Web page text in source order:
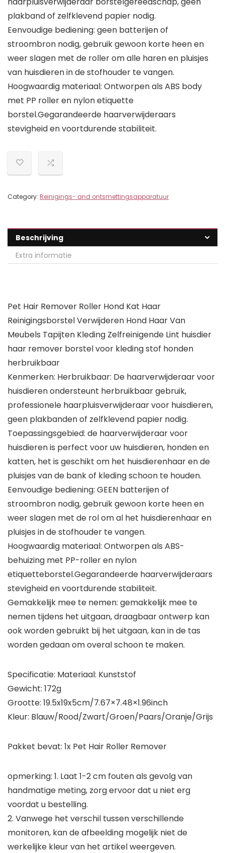
plakband of zelfklevend papier nodig.
Eenvoudige bediening: geen batterijen of
stroombron nodig, gebruik gewoon korte heen en
weer slagen met de roller om alle haren en pluisjes
van huisdieren in de stofhouder te vangen.
Hoogwaardig materiaal: Ontworpen als ABS body
met PP roller en nylon etiquette
borstel.Gegarandeerde haarverwijderaars
stevigheid en voortdurende stabiliteit.
Category: Reinigings- and ontsmettingsapparatuur
Beschrijving
Extra informatie
Pet Hair Remover Roller Hond Kat Haar
Reinigingsborstel Verwijderen Hond Haar Van
Meubels Tapijten Kleding Zelfreinigende Lint huisdier
haar remover borstel voor kleding stof honden
herbruikbaar
Kenmerken: Herbruikbaar: De haarverwijderaar voor
huisdieren ondersteunt herbruikbaar gebruik,
professionele haarpluisverwijderaar voor huisdieren,
geen plakbanden of zelfklevend papier nodig.
Toepassingsgebied: de haarverwijderaar voor
huisdieren is perfect voor uw huisdieren, honden en
katten, het is geschikt om het huisdierenhaar en de
pluisjes van de bank of kleding schoon te houden.
Eenvoudige bediening: GEEN batterijen of
stroombron nodig, gebruik gewoon korte heen en
weer slagen met de rol om al het huisdierenhaar en
pluisjes in de stofhouder te vangen.
Hoogwaardig materiaal: Ontworpen als ABS-
behuizing met PP-roller en nylon
etiquetteborstel.Gegarandeerde haarverwijderaars
stevigheid en voortdurende stabiliteit.
Gemakkelijk mee te nemen: gemakkelijk mee te
nemen tijdens het uitgaan, draagbaar ontwerp kan
ook worden gebruikt bij het uitgaan, kan in de tas
worden gedaan om overal schoon te maken.
Specificatie: Materiaal: Kunststof
Gewicht: 172g
Grootte: 19.5x19x5cm/7.67×7.48×1.96inch
Kleur: Blauw/Rood/Zwart/Groen/Paars/Oranje/Grijs
Pakket bevat: 1x Pet Hair Roller Remover
opmerking: 1. Laat 1-2 cm fouten als gevolg van
handmatige meting, zorg ervoor dat u niet erg
voordat u bestelling.
2. Vanwege het verschil tussen verschillende
monitoren, kan de afbeelding mogelijk niet de
werkelijke kleur van het artikel weergeven.